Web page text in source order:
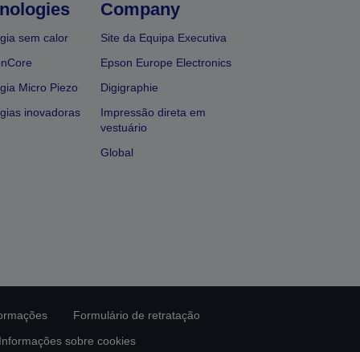
sem calor
Micro Piezo
inovadoras
Company
Site da Equipa Executiva
Epson Europe Electronics
Digigraphie
Impressão direta em
vestuário
Global
Formulário de retratação
Informações sobre cookies